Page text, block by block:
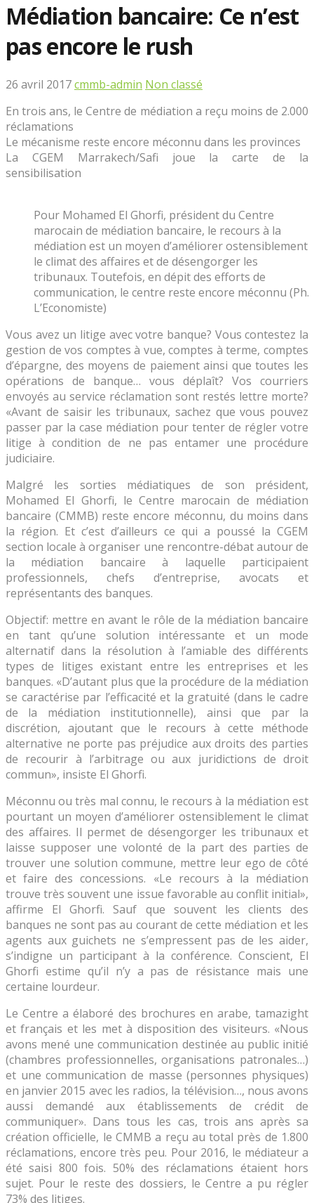
Médiation bancaire: Ce n’est
pas encore le rush
26 avril 2017cmmb-admin Non classé
En trois ans, le Centre de médiation a reçu moins de 2.000
réclamations
Le mécanisme reste encore méconnu dans les provinces
La CGEM Marrakech/Safi joue la carte de la
sensibilisation
Pour Mohamed El Ghorfi, président du Centre
marocain de médiation bancaire, le recours à la
médiation est un moyen d’améliorer ostensiblement
le climat des affaires et de désengorger les
tribunaux. Toutefois, en dépit des efforts de
communication, le centre reste encore méconnu (Ph.
L’Economiste)
Vous avez un litige avec votre banque? Vous contestez la
gestion de vos comptes à vue, comptes à terme, comptes
d’épargne, des moyens de paiement ainsi que toutes les
opérations de banque… vous déplaît? Vos courriers
envoyés au service réclamation sont restés lettre morte?
«Avant de saisir les tribunaux, sachez que vous pouvez
passer par la case médiation pour tenter de régler votre
litige à condition de ne pas entamer une procédure
judiciaire.
Malgré les sorties médiatiques de son président,
Mohamed El Ghorfi, le Centre marocain de médiation
bancaire (CMMB) reste encore méconnu, du moins dans
la région. Et c’est d’ailleurs ce qui a poussé la CGEM
section locale à organiser une rencontre-débat autour de
la médiation bancaire à laquelle participaient
professionnels, chefs d’entreprise, avocats et
représentants des banques.
Objectif: mettre en avant le rôle de la médiation bancaire
en tant qu’une solution intéressante et un mode
alternatif dans la résolution à l’amiable des différents
types de litiges existant entre les entreprises et les
banques. «D’autant plus que la procédure de la médiation
se caractérise par l’efficacité et la gratuité (dans le cadre
de la médiation institutionnelle), ainsi que par la
discrétion, ajoutant que le recours à cette méthode
alternative ne porte pas préjudice aux droits des parties
de recourir à l’arbitrage ou aux juridictions de droit
commun», insiste El Ghorfi.
Méconnu ou très mal connu, le recours à la médiation est
pourtant un moyen d’améliorer ostensiblement le climat
des affaires. Il permet de désengorger les tribunaux et
laisse supposer une volonté de la part des parties de
trouver une solution commune, mettre leur ego de côté
et faire des concessions. «Le recours à la médiation
trouve très souvent une issue favorable au conflit initial»,
affirme El Ghorfi. Sauf que souvent les clients des
banques ne sont pas au courant de cette médiation et les
agents aux guichets ne s’empressent pas de les aider,
s’indigne un participant à la conférence. Conscient, El
Ghorfi estime qu’il n’y a pas de résistance mais une
certaine lourdeur.
Le Centre a élaboré des brochures en arabe, tamazight
et français et les met à disposition des visiteurs. «Nous
avons mené une communication destinée au public initié
(chambres professionnelles, organisations patronales…)
et une communication de masse (personnes physiques)
en janvier 2015 avec les radios, la télévision…, nous avons
aussi demandé aux établissements de crédit de
communiquer». Dans tous les cas, trois ans après sa
création officielle, le CMMB a reçu au total près de 1.800
réclamations, encore très peu. Pour 2016, le médiateur a
été saisi 800 fois. 50% des réclamations étaient hors
sujet. Pour le reste des dossiers, le Centre a pu régler
73% des litiges.